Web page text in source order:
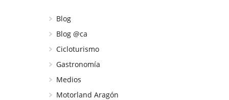
Blog
Blog @ca
Cicloturismo
Gastronomía
Medios
Motorland Aragón